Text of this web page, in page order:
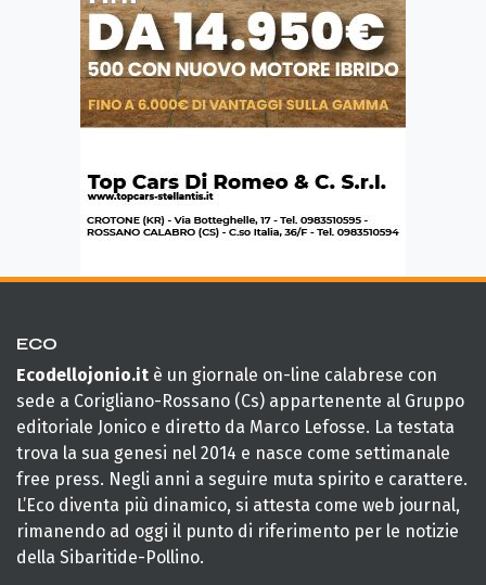
ECO
Ecodellojonio.it è un giornale on-line calabrese con
sede a Corigliano-Rossano (Cs) appartenente al Gruppo
editoriale Jonico e diretto da Marco Lefosse. La testata
trova la sua genesi nel 2014 e nasce come settimanale
free press. Negli anni a seguire muta spirito e carattere.
L’Eco diventa più dinamico, si attesta come web journal,
rimanendo ad oggi il punto di riferimento per le notizie
della Sibaritide-Pollino.